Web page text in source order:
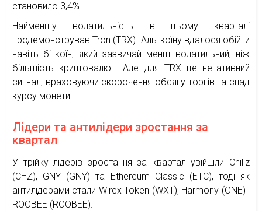
становило 3,4%.
Найменшу волатильність в цьому кварталі
продемонстрував Tron (TRX). Альткоїну вдалося обійти
навіть біткоїн, який зазвичай менш волатильний, ніж
більшість криптовалют. Але для TRX це негативний
сигнал, враховуючи скорочення обсягу торгів та спад
курсу монети.
Лідери та антилідери зростання за
квартал
У трійку лідерів зростання за квартал увійшли Chiliz
(CHZ), GNY (GNY) тa Ethereum Classic (ETC), тоді як
антилідерами стали Wirex Token (WXT), Harmony (ONE) і
ROOBEE (ROOBEE).